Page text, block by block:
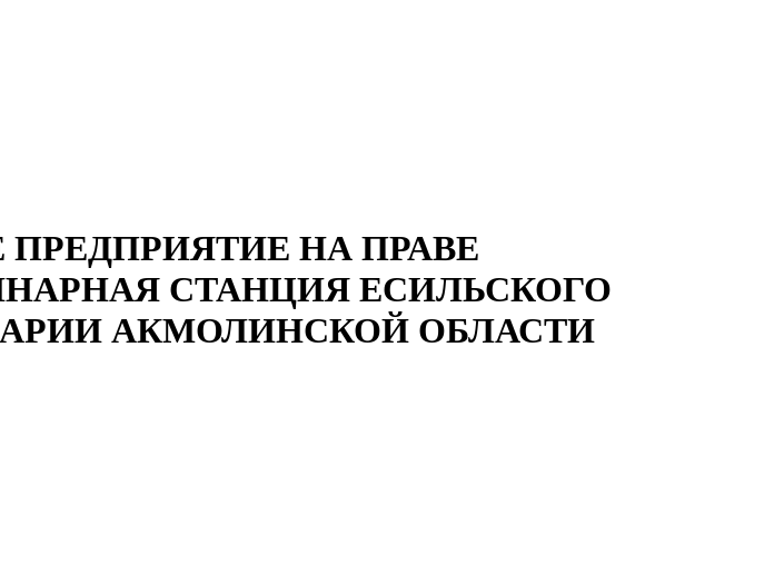
НА ПРАВЕ
СТАНЦИЯ ЕСИЛЬСКОГО
АКМОЛИНСКОЙ ОБЛАСТИ